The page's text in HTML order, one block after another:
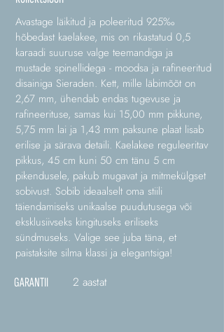
Avastage läikitud ja poleeritud 925‰
hõbedast kaelakee, mis on rikastatud 0,5
karaadi suuruse valge teemandiga ja
mustade spinellidega - moodsa ja rafineeritud
disainiga Sieraden. Kett, mille läbimõõt on
2,67 mm, ühendab endas tugevuse ja
rafineerituse, samas kui 15,00 mm pikkune,
5,75 mm lai ja 1,43 mm paksune plaat lisab
erilise ja särava detaili. Kaelakee reguleeritav
pikkus, 45 cm kuni 50 cm tänu 5 cm
pikendusele, pakub mugavat ja mitmekülgset
sobivust. Sobib ideaalselt oma stiili
täiendamiseks unikaalse puudutusega või
eksklusiivseks kingituseks eriliseks
sündmuseks. Valige see juba täna, et
paistaksite silma klassi ja elegantsiga!
GARANTII 2 aastat